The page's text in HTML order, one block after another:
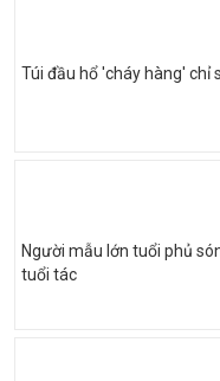
Túi đầu hổ 'cháy hàng' chỉ
Người mẫu lớn tuổi phủ
tuổi tác